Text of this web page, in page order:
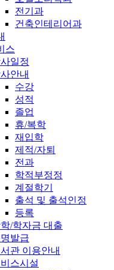
전기과
건축인테리어과
스
일정
안내
수강
성적
졸업
휴/복학
재입학
제적/자퇴
전과
학적부정정
계절학기
출석 및 출석인정
등록
/학자금 대출
발급
관 이용안내
스시설